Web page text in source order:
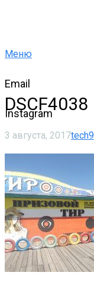
Меню
Email
Instagram
DSCF4038
3 августа, 2017tech9